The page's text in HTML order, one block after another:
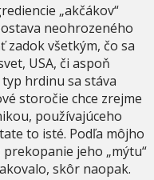
„akčákov“
neohrozeného
všetkým, čo sa
USA, či aspoň
hrdinu sa stáva
storočie chce zrejme
používajúceho
to isté. Podľa môjho
jeho „mýtu“
skôr naopak.